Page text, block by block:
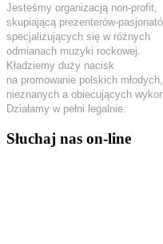
Jesteśmy organizacją non-profit,
skupiającą prezenterów-
specjalizujących się w różnych
odmianach muzyki rockowej.
Kładziemy duży nacisk
na promowanie polskich młodych,
nieznanych a obiecujących
Działamy w pełni legalnie.
Słuchaj nas on-line